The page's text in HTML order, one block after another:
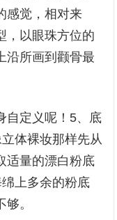
感觉，相对来
，以眼珠方位的
沿所画到颧骨最
自定义呢！5、底
体裸妆那样先从
适量的漂白粉底
上多余的粉底
。